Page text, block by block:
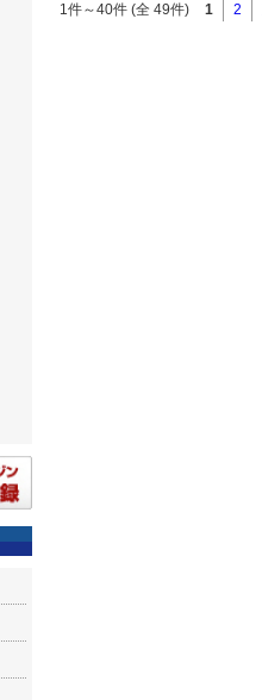
1件～40件 (全 49件) 1 2